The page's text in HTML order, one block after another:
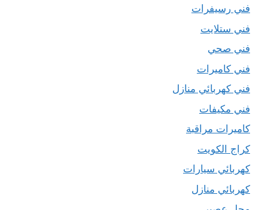
فني رسيفرات
فني ستلايت
فني صحي
فني كاميرات
فني كهربائي منازل
فني مكيفات
كاميرات مراقبة
كراج الكويت
كهربائي سيارات
كهربائي منازل